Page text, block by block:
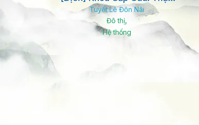
Tập Sinh Y Khoa Mạnh Đến
Phi Lý
Tuyết Lê Đôn Nãi
Đô thị,
Hệ thống